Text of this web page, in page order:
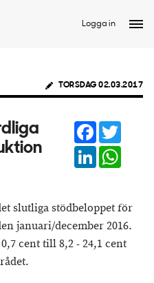
Logga in
TORSDAG 02.03.2017
Facebook
LinkedIn
slutliga stödbeloppet för
januari/december 2016.
cent till 8,2 - 24,1 cent